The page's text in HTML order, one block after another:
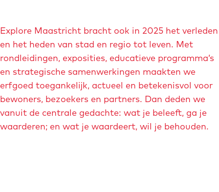
l
n
a
a
r
b
e
n
a
r
d
e
h
o
m
e
Explore Maastricht bracht ook in 2025 het verleden
en het heden van stad en regio tot leven. Met
rondleidingen, exposities, educatieve programma’s
en strategische samenwerkingen maakten we
erfgoed toegankelijk, actueel en betekenisvol voor
bewoners, bezoekers en partners. Dan deden we
vanuit de centrale gedachte: wat je beleeft, ga je
waarderen; en wat je waardeert, wil je behouden.